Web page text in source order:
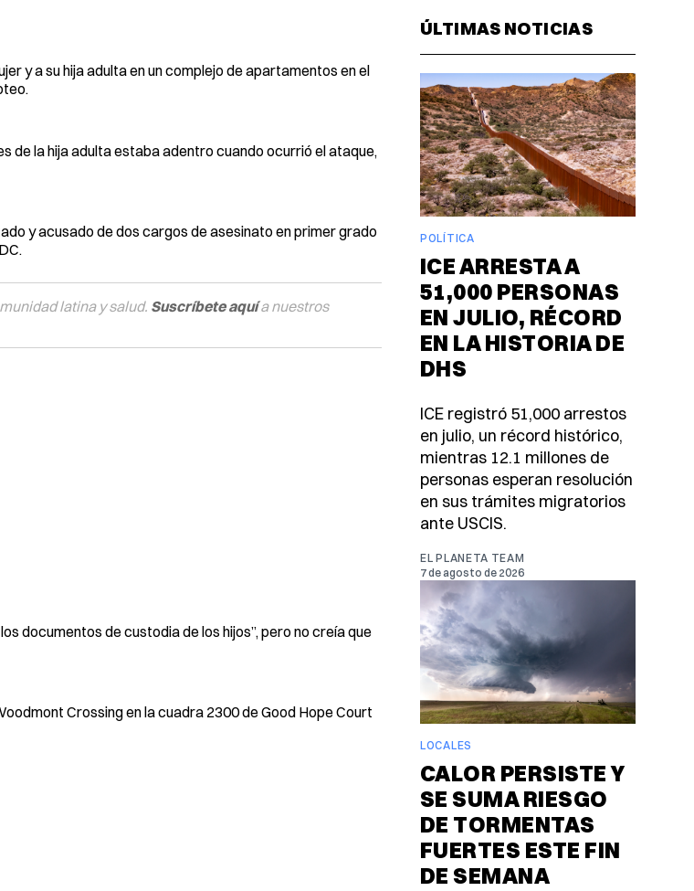
y a su hija adulta en un complejo de apartamentos en el
de la hija adulta estaba adentro cuando ocurrió el ataque,
y acusado de dos cargos de asesinato en primer grado
latina y salud. Suscríbete aquía nuestros
documentos de custodia de los hijos”, pero no creía que
Crossing en la cuadra 2300 de Good Hope Court
ÚLTIMAS NOTICIAS
POLÍTICA
ICE ARRESTA A
51,000 PERSONAS
EN JULIO, RÉCORD
EN LA HISTORIA DE
DHS
ICE registró 51,000 arrestos
en julio, un récord histórico,
mientras 12.1 millones de
personas esperan resolución
en sus trámites migratorios
ante USCIS.
EL PLANETA TEAM
7 de agosto de 2026
LOCALES
CALOR PERSISTE Y
SE SUMA RIESGO
DE TORMENTAS
FUERTES ESTE FIN
DE SEMANA